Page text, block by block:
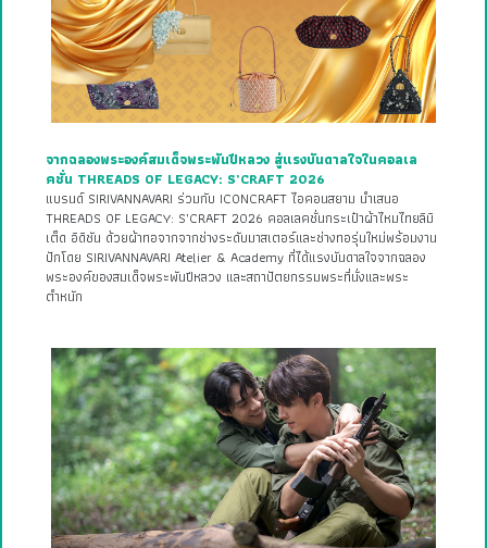
จากฉลองพระองค์สมเด็จพระพันปีหลวง สู่แรงบันดาลใจในคอลเล
คชั่น THREADS OF LEGACY: S’CRAFT 2026
แบรนด์ SIRIVANNAVARI ร่วมกับ ICONCRAFT ไอคอนสยาม นำเสนอ
THREADS OF LEGACY: S’CRAFT 2026 คอลเลคชั่นกระเป๋าผ้าไหมไทยลิมิ
เต็ด อิดิชัน ด้วยผ้าทอจากจากช่างระดับมาสเตอร์และช่างทอรุ่นใหม่พร้อมงาน
ปักโดย SIRIVANNAVARI Atelier & Academy ที่ได้แรงบันดาลใจจากฉลอง
พระองค์ของสมเด็จพระพันปีหลวง และสถาปัตยกรรมพระที่นั่งและพระ
ตำหนัก